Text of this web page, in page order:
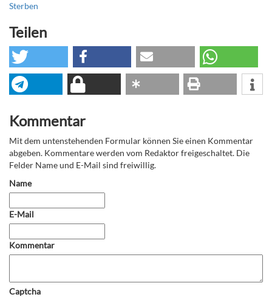
Sterben
Teilen
Kommentar
Mit dem untenstehenden Formular können Sie einen Kommentar
abgeben. Kommentare werden vom Redaktor freigeschaltet. Die
Felder Name und E-Mail sind freiwillig.
Name
E-Mail
Kommentar
Captcha